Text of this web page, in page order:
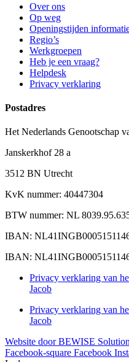
Over ons
Op weg
Openingstijden
Regio’s
Werkgroepen
Heb je een vraag?
Helpdesk
Privacy verklaring
Postadres
Het Nederlands Genootschap
Janskerkhof 28 a
3512 BN Utrecht
KvK nummer: 40447304
BTW nummer: NL
IBAN:
IBAN:
Privacy verklaring van
Jacob
Privacy verklaring van
Jacob
Website door BEWISE
Facebook-square Facebook